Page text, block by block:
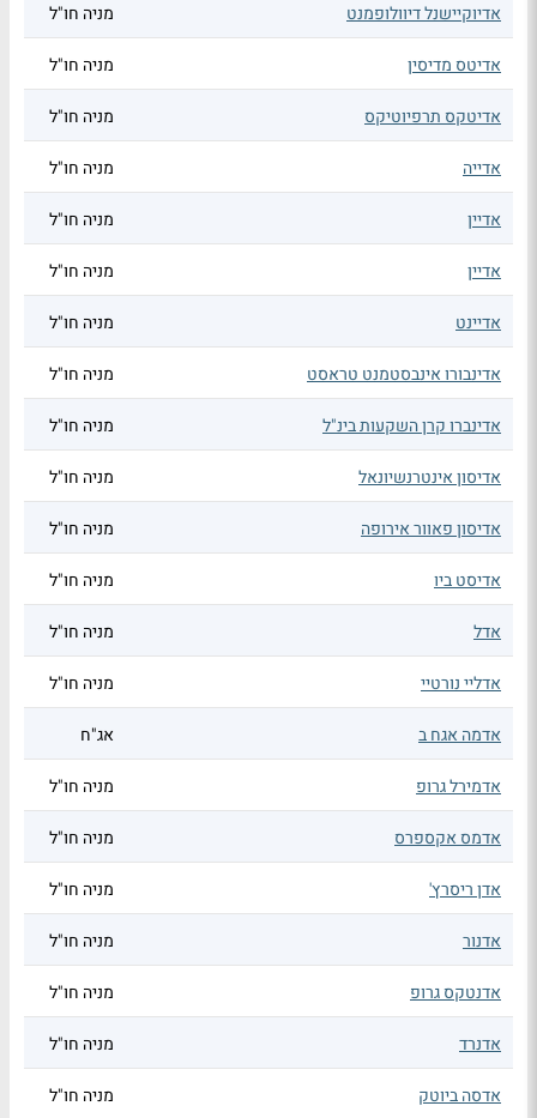
אדיוקיישנל דיוולופמנט מניה חו"ל
אדיטס מדיסין מניה חו"ל
אדיטקס תרפיוטיקס מניה חו"ל
אדייה מניה חו"ל
אדיין מניה חו"ל
אדיין מניה חו"ל
אדיינט מניה חו"ל
אדינבורו אינבסטמנט טראסט מניה חו"ל
אדינברו קרן השקעות בינ"ל מניה חו"ל
אדיסון אינטרנשיונאל מניה חו"ל
אדיסון פאוור אירופה מניה חו"ל
אדיסט ביו מניה חו"ל
אדל מניה חו"ל
אדליי נורטיי מניה חו"ל
אדמה אגח ב אג"ח
אדמירל גרופ מניה חו"ל
אדמס אקספרס מניה חו"ל
אדן ריסרץ' מניה חו"ל
אדנור מניה חו"ל
אדנטקס גרופ מניה חו"ל
אדנרד מניה חו"ל
אדסה ביוטק מניה חו"ל